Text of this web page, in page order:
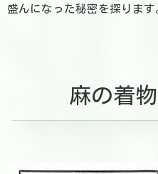
盛んになった秘密を探ります
麻の着